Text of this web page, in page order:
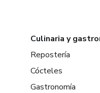
Culinaria y
Repostería
Cócteles
Gastronomía